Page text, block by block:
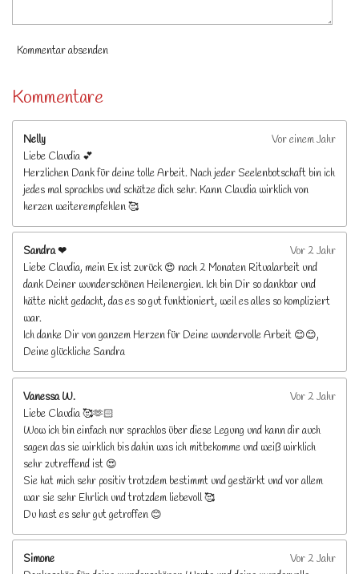
Kommentar absenden
Kommentare
Nelly
Vor einem Jahr
Liebe Claudia 💕
Herzlichen Dank für deine tolle Arbeit. Nach jeder Seelenbotschaft bin ich
jedes mal sprachlos und schätze dich sehr. Kann Claudia wirklich von
herzen weiterempfehlen 🥰
Sandra ❤
Vor 2 Jahr
Liebe Claudia, mein Ex ist zurück 😍 nach 2 Monaten Ritualarbeit und
dank Deiner wunderschönen Heilenergien. Ich bin Dir so dankbar und
hätte nicht gedacht, das es so gut funktioniert, weil es alles so kompliziert
war.
Ich danke Dir von ganzem Herzen für Deine wundervolle Arbeit 😊😊,
Deine glückliche Sandra
Vanessa W.
Vor 2 Jahr
Liebe Claudia 🥰🫶🏻
Wow ich bin einfach nur sprachlos über diese Legung und kann dir auch
sagen das sie wirklich bis dahin was ich mitbekomme und weiß wirklich
sehr zutreffend ist 😍
Sie hat mich sehr positiv trotzdem bestimmt und gestärkt und vor allem
war sie sehr Ehrlich und trotzdem liebevoll 🥰
Du hast es sehr gut getroffen 😊
Simone
Vor 2 Jahr